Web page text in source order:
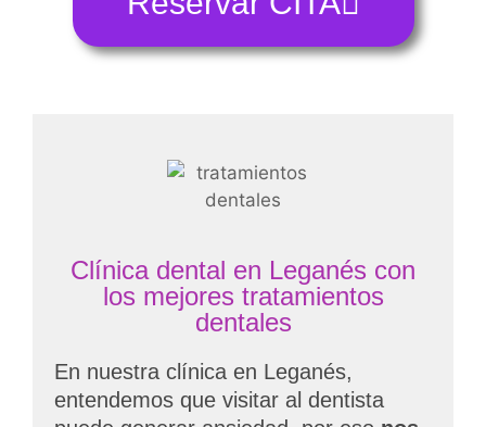
Clínica dental en Leganés con
los mejores tratamientos
dentales
En nuestra clínica en Leganés,
entendemos que visitar al dentista